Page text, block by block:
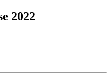
2022